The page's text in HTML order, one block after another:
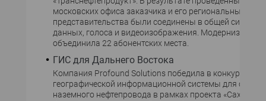
московских офиса заказчика и его региональные
представительства были соединены в общей
данных, голоса и видеоизображения.
объединила 22 абонентских места.
ГИС для Дальнего Востока
Компания Profound Solutions победила в конкурсе на
географической информационной системы для
наземного нефтепровода в рамках проекта «Сахалин-